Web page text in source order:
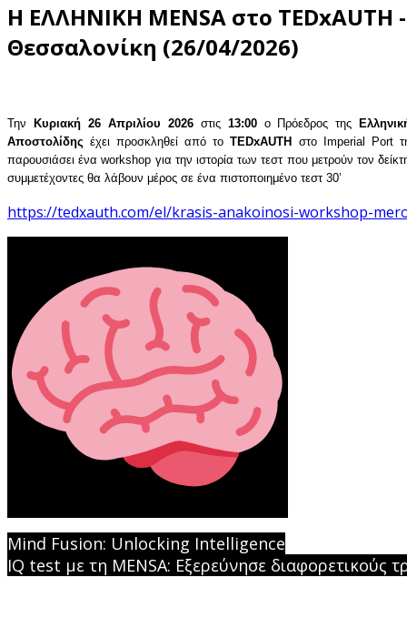
Η ΕΛΛΗΝΙΚΗ MENSA στο TEDxAUTH -
Θεσσαλονίκη (26/04/2026)
Την Κυριακή 26 Απριλίου 2026στις 13:00ο Πρόεδρος της
Αποστολίδης έχει προσκληθεί από τοTEDxAUTH στο Imperial Port
παρουσιάσει έναworkshop για την ιστορία των τεστ που μετρούν τον
συμμετέχοντες θα λάβουν μέρος σε ένα πιστοποιημένο τεστ 30’
https://tedxauth.com/el/krasis-anakoinosi-workshop-
Mind Fusion: Unlocking Intelligence
IQ test με τη MENSA: Εξερεύνησε διαφορετικούς